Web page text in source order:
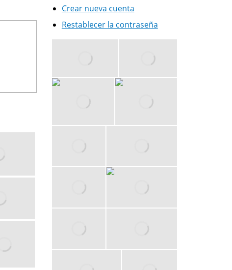
Crear nueva cuenta
Restablecer la contraseña